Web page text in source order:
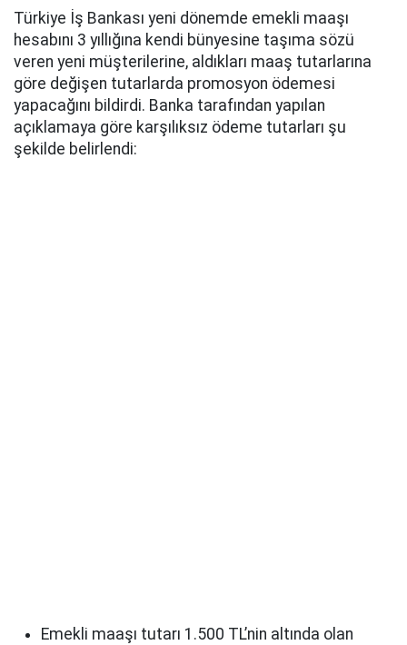
Türkiye İş Bankası yeni dönemde emekli maaşı
hesabını 3 yıllığına kendi bünyesine taşıma sözü
veren yeni müşterilerine, aldıkları maaş tutarlarına
göre değişen tutarlarda promosyon ödemesi
yapacağını bildirdi. Banka tarafından yapılan
açıklamaya göre karşılıksız ödeme tutarları şu
şekilde belirlendi:
Emekli maaşı tutarı 1.500 TL’nin altında olan